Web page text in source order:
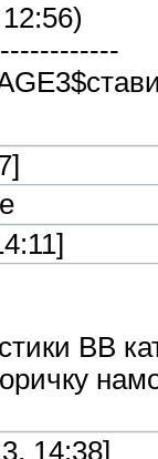
ВВ
14:38]